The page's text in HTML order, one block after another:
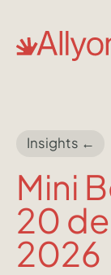
Insights ←
Mini
20
2026